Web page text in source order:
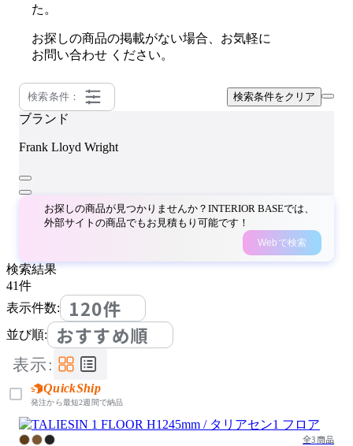
た。
お探しの商品の掲載がない場合、お気軽に
お問い合わせ ください。
検索条件： 検索条件をクリア
ブランド
Frank Lloyd Wright
お探しの商品が見つかりませんか？INTERIOR BASEでは、
外部サイトの商品でもお見積もり可能です！
Webで検索
検索結果
41件
表示件数:
120件
並び順: おすすめ順
表示:
QuickShip
発注から最短2週間で納品
全3商品